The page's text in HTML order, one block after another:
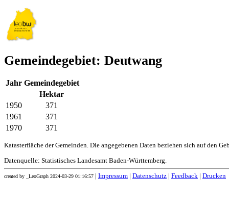
Gemeindegebiet: Deutwang
Jahr Gemeindegebiet
Hektar
1950
371
1961
371
1970
371
Katasterfläche der Gemeinden. Die angegebenen Daten beziehen sich auf den
Datenquelle: Statistisches Landesamt Baden-Württemberg.
created by _LeoGraph 2024-03-29 01:16:57 Impressum Datenschutz Feedback Drucken